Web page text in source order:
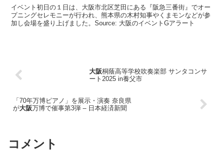
イベント初日の１日は、大阪市北区芝田にある『阪急三番街』でオー
プニングセレモニーが行われ、熊本県の木村知事やくまモンなどが参
加し会場を盛り上げました。Source: 大阪のイベントGアラート
大阪桐蔭高等学校吹奏楽部 サンタコンサ
ート2025 in養父市
「70年万博ピアノ」を展示・演奏 奈良県
が大阪万博で催事第3弾 – 日本経済新聞
コメント